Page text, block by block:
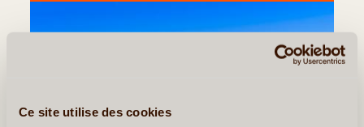
Ce site utilise des cookies